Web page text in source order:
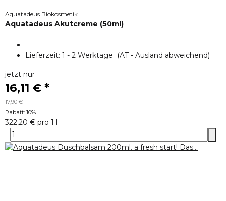
Aquatadeus Biokosmetik
Aquatadeus Akutcreme (50ml)
Lieferzeit: 1 - 2 Werktage (AT - Ausland abweichend)
jetzt nur
16,11 € *
17,90 €
Rabatt: 10%
322,20 € pro 1 l